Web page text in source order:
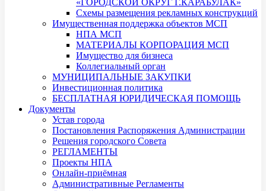
Схемы размещения рекламных конструкций
Имущественная поддержка объектов МСП
НПА МСП
МАТЕРИАЛЫ КОРПОРАЦИЯ МСП
Имущество для бизнеса
Коллегиальный орган
МУНИЦИПАЛЬНЫЕ ЗАКУПКИ
Инвестиционная политика
БЕСПЛАТНАЯ ЮРИДИЧЕСКАЯ ПОМОЩЬ
Документы
Устав города
Постановления Распоряжения Администрации
Решения городского Совета
РЕГЛАМЕНТЫ
Проекты НПА
Онлайн-приёмная
Административные Регламенты